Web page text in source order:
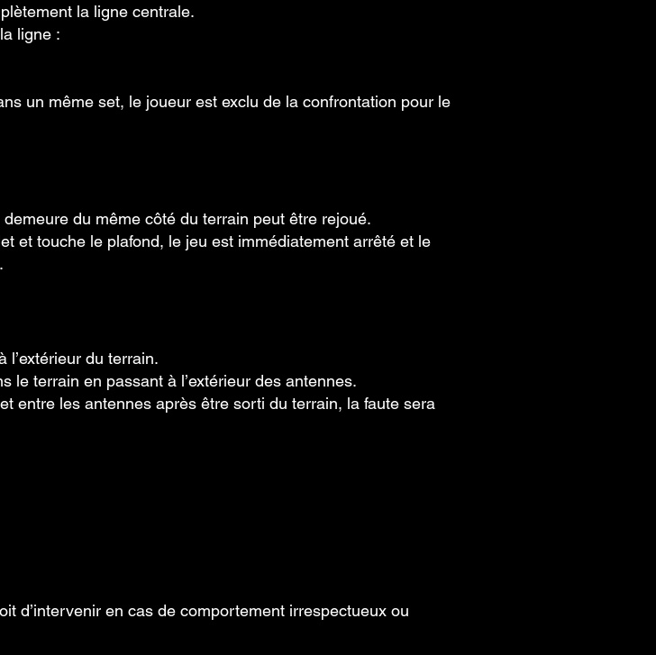
la ligne centrale.
ligne :
un même set, le joueur est exclu de la confrontation pour le
du même côté du terrain peut être rejoué.
et touche le plafond, le jeu est immédiatement arrêté et le
l’extérieur du terrain.
le terrain en passant à l’extérieur des antennes.
entre les antennes après être sorti du terrain, la faute sera
d’intervenir en cas de comportement irrespectueux ou